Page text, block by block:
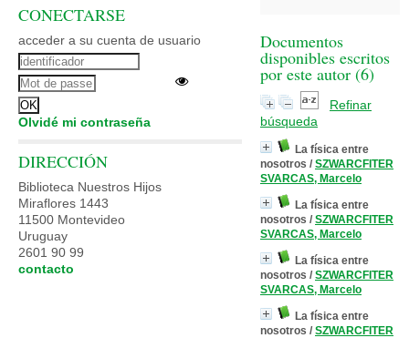
Documentos
disponibles escritos
por este autor (6)
Refinar
búsqueda
La física entre
nosotros / SZWARCFITER
SVARCAS, Marcelo
La física entre
nosotros / SZWARCFITER
SVARCAS, Marcelo
La física entre
nosotros / SZWARCFITER
SVARCAS, Marcelo
La física entre
nosotros / SZWARCFITER
CONECTARSE
acceder a su cuenta de usuario
Olvidé mi contraseña
DIRECCIÓN
Biblioteca Nuestros Hijos
Miraflores 1443
11500 Montevideo
Uruguay
2601 90 99
contacto